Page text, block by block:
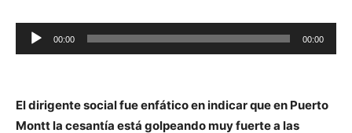
Reproductor
de
00:00 00:00
El dirigente social fue enfático en indicar que en Puerto
Montt la cesantía está golpeando muy fuerte a las